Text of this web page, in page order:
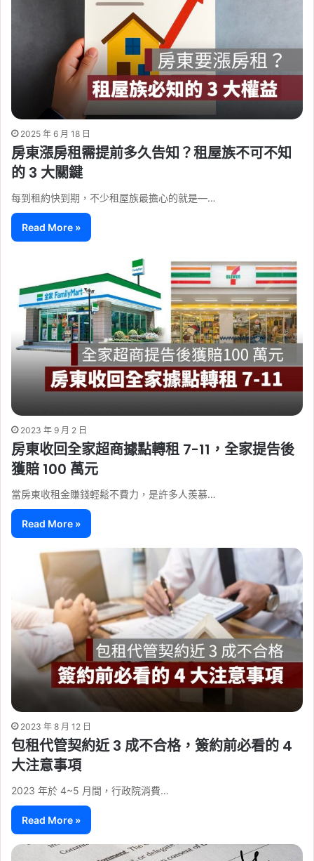
2025 年 6 月 18 日
房東漲房租需提前多久告知？租屋族不可不知
的 3 大關鍵
每到租約快到期，不少租屋族最擔心的就是—…
Read More »
2023 年 9 月 2 日
房東收回全家超商據點轉租 7-11，全家提告後
獲賠 100 萬元
當房東收租金賺錢輕鬆不費力，是許多人羨慕…
Read More »
2023 年 8 月 12 日
包租代管契約近 3 成不合格，簽約前必看的 4
大注意事項
2023 年於 4~5 月間，行政院消費…
Read More »